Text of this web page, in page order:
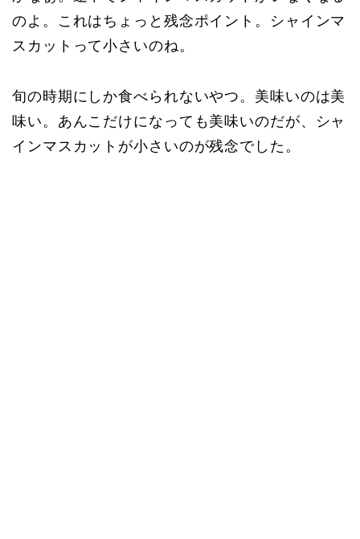
のよ。これはちょっと残念ポイント。シャインマ
スカットって小さいのね。
旬の時期にしか食べられないやつ。美味いのは美
味い。あんこだけになっても美味いのだが、シャ
インマスカットが小さいのが残念でした。